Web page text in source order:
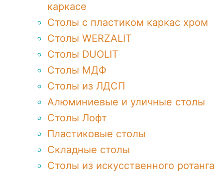
каркасе
Столы с пластиком каркас хром
Столы WERZALIT
Столы DUOLIT
Столы МДФ
Столы из ЛДСП
Алюминиевые и уличные столы
Столы Лофт
Пластиковые столы
Складные столы
Столы из искусственного ротанга